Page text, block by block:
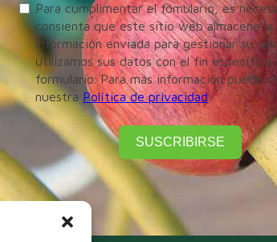
Para cumplimentar el fomulario, es
consienta que este sitio web almacene la
información enviada para gestionar su
utilizamos sus datos con el fin específico
formulario. Para más información puede
nuestra Política de privacidad
SUSCRIBIRSE